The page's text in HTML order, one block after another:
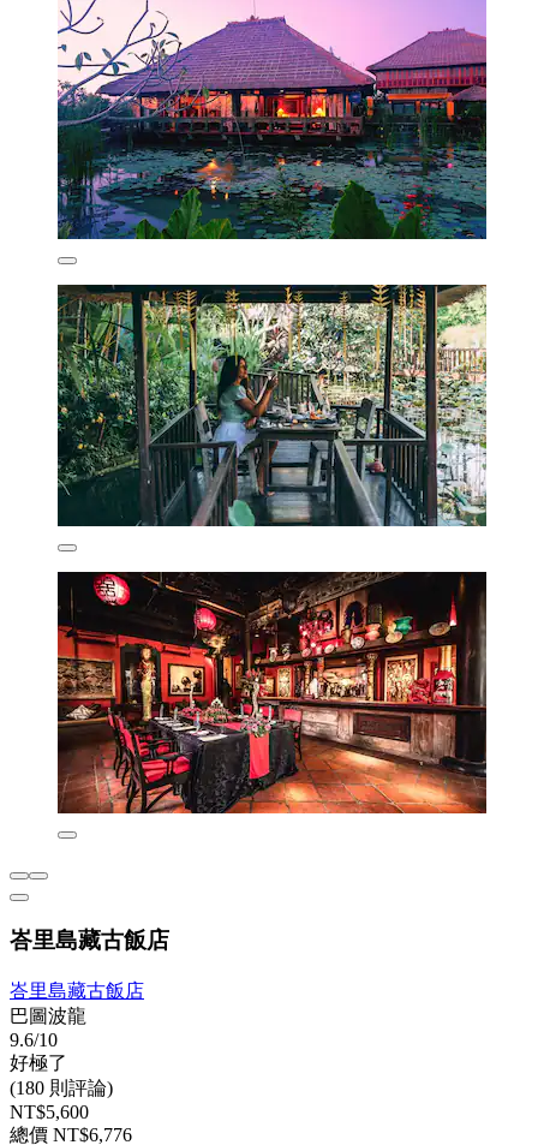
峇里島藏古飯店
峇里島藏古飯店
巴圖波龍
9.6/10
好極了
(180 則評論)
NT$5,600
總價 NT$6,776